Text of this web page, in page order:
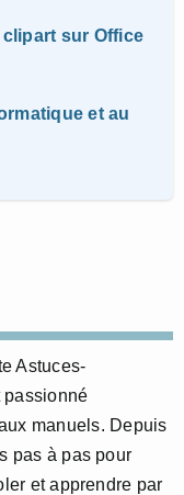
sur Office
et au
Astuces-
passionné
manuels. Depuis
pas à pas pour
et apprendre par